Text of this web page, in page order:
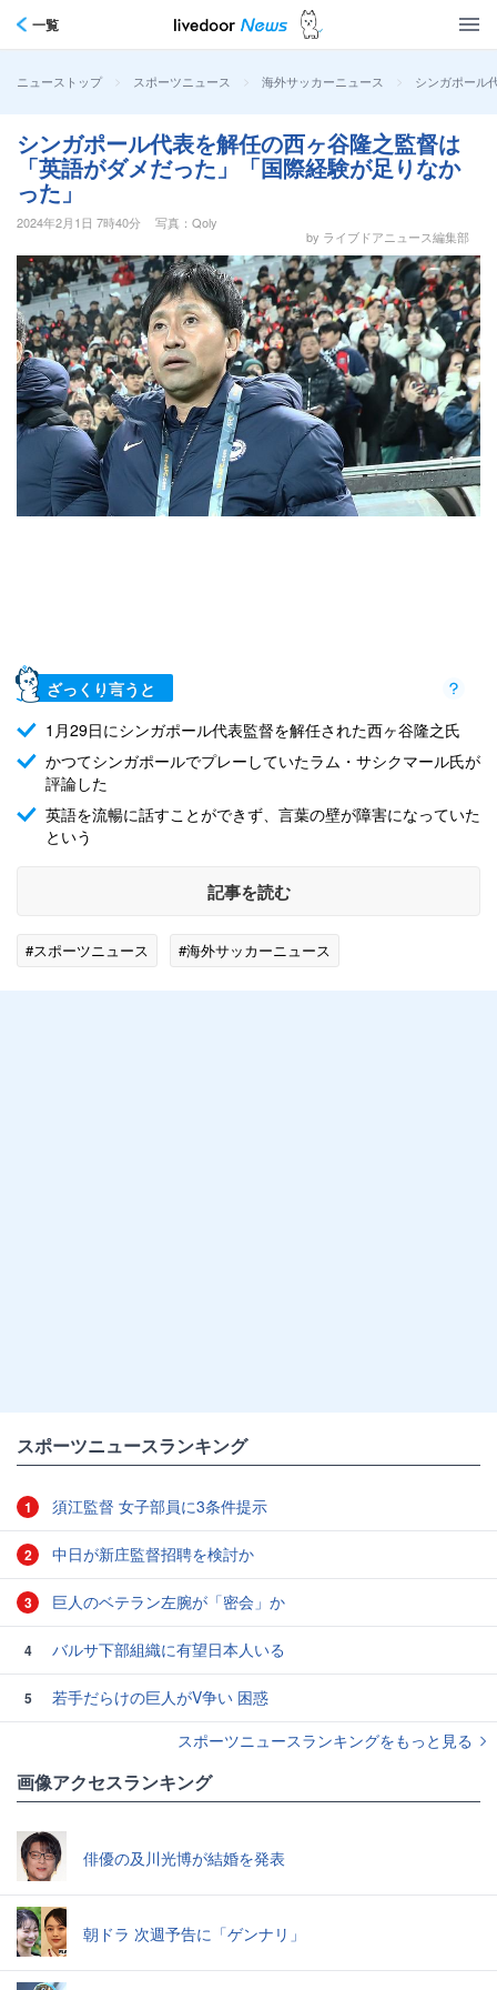
一覧
ニューストップ > スポーツニュース > 海外サッカーニュース > シンガポール
シンガポール代表を解任の西ヶ谷隆之監督は
「英語がダメだった」「国際経験が足りなか
った」
2024年2月1日 7時40分
写真：Qoly
by ライブドアニュース編集部
ざっくり言うと
1月29日にシンガポール代表監督を解任された西ヶ谷隆之氏
かつてシンガポールでプレーしていたラム・サシクマール氏が
評論した
英語を流暢に話すことができず、言葉の壁が障害になっていた
という
記事を読む
#スポーツニュース #海外サッカーニュース
スポーツニュースランキング
1 須江監督 女子部員に3条件提示
2 中日が新庄監督招聘を検討か
3 巨人のベテラン左腕が「密会」か
4 バルサ下部組織に有望日本人いる
5
若手だらけの巨人がV争い 困惑
スポーツニュースランキングをもっと見る
画像アクセスランキング
俳優の及川光博が結婚を発表
朝ドラ 次週予告に「ゲンナリ」